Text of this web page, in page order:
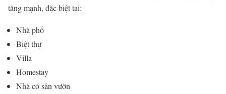
tăng mạnh, đặc biệt tại:
Nhà phố
Biệt thự
Villa
Homestay
Nhà có sân vườn